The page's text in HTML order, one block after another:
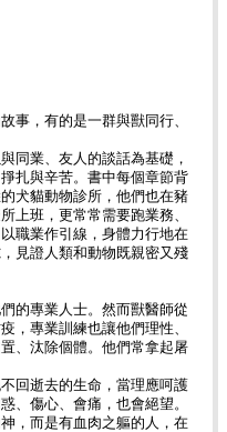
事，有的是一群與獸同行、
同業、友人的談話為基礎，
扎與辛苦。書中每個章節背
犬貓動物診所，他們也在豬
上班，更常常需要跑業務、
職業作引線，身體力行地在
見證人類和動物既親密又殘
的專業人士。然而獸醫師從
，專業訓練也讓他們理性、
、汰除個體。他們常拿起屠
回逝去的生命，當理應呵護
、傷心、會痛，也會絕望。
，而是有血肉之軀的人，在